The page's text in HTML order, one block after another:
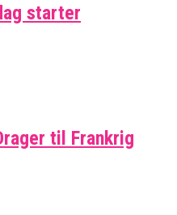
starter
til Frankrig